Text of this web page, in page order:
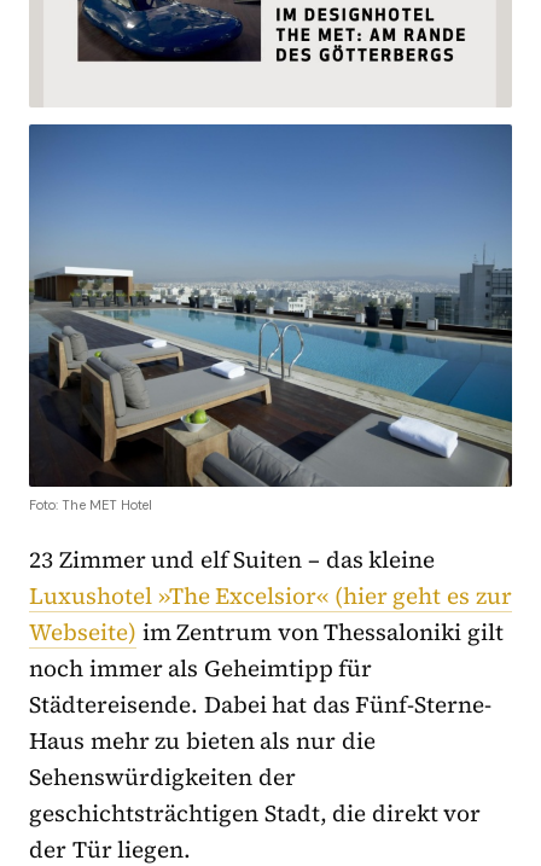
Foto: The MET Hotel
23 Zimmer und elf Suiten – das kleine
Luxushotel »The Excelsior« (hier geht es zur
Webseite) im Zentrum von Thessaloniki gilt
noch immer als Geheimtipp für
Städtereisende. Dabei hat das Fünf-Sterne-
Haus mehr zu bieten als nur die
Sehenswürdigkeiten der
geschichtsträchtigen Stadt, die direkt vor
der Tür liegen.